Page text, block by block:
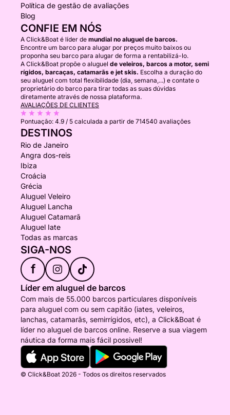
Política de gestão de avaliações
Blog
CONFIE EM NÓS
A Click&Boat é líder de mundial no aluguel de barcos.
Encontre um barco para alugar por preços muito baixos ou
proponha seu barco para alugar de forma a rentabilizá-lo.
A Click&Boat propõe o aluguel de veleiros, barcos a motor, semi
rígidos, barcaças, catamarãs e jet skis. Escolha a duração do
seu aluguel com total flexibilidade (dia, semana,...) e contate o
proprietário do barco para tirar todas as suas dúvidas
diretamente através de nossa plataforma.
AVALIAÇÕES DE CLIENTES
Pontuação: 4.9 / 5 calculada a partir de 714540 avaliações
DESTINOS
Rio de Janeiro
Angra dos-reis
Ibiza
Croácia
Grécia
Aluguel Veleiro
Aluguel Lancha
Aluguel Catamarã
Aluguel Iate
Todas as marcas
SIGA-NOS
f
Líder em aluguel de barcos
Com mais de 55.000 barcos particulares disponíveis
para aluguel com ou sem capitão (iates, veleiros,
lanchas, catamarãs, semirrígidos, etc), a Click&Boat é
líder no aluguel de barcos online. Reserve a sua viagem
náutica da forma mais fácil possivel!
© Click&Boat 2026 - Todos os direitos reservados